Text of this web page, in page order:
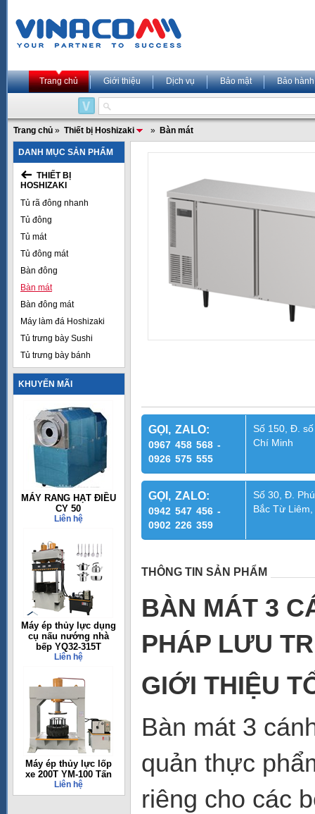
Trang chủ Giới thiệu Dịch vụ Bảo mật Bảo hành
Trang chủ » Thiết bị Hoshizaki » Bàn mát
DANH MỤC SẢN PHẨM
THIẾT BỊ
HOSHIZAKI
Tủ rã đông nhanh
Tủ đông
Tủ mát
Tủ đông mát
Bàn đông
Bàn mát
Bàn đông mát
Máy làm đá Hoshizaki
Tủ trưng bày Sushi
Tủ trưng bày bánh
KHUYẾN MÃI
MÁY RANG HẠT ĐIỀU
CY 50
Liên hệ
Máy ép thủy lực dụng
cụ nấu nướng nhà
bếp YQ32-315T
Liên hệ
Máy ép thủy lực lốp
xe 200T YM-100 Tấn
Liên hệ
GỌI, ZALO:
0967 458 568 -
0926 575 555
Số 150, Đ.
Chí Minh
GỌI, ZALO:
0942 547 456 -
0902 226 359
Số 30, Đ.
Bắc Từ
THÔNG TIN SẢN PHẨM
BÀN MÁT 3
PHÁP LƯU
GIỚI THIỆU
Bàn mát 3
quản thực
riêng cho các